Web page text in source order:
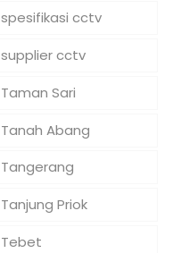
spesifikasi cctv
supplier cctv
Taman Sari
Tanah Abang
Tangerang
Tanjung Priok
Tebet